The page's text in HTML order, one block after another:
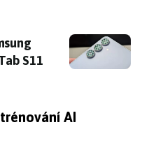
Galaxy S25 FE i
S11
AI